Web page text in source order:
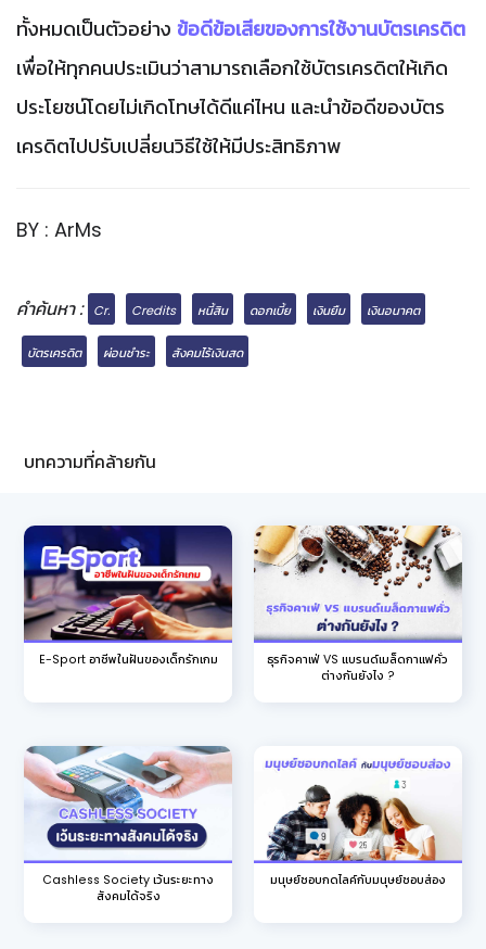
ทั้งหมดเป็นตัวอย่าง ข้อดีข้อเสียของการใช้งานบัตรเครดิต
เพื่อให้ทุกคนประเมินว่าสามารถเลือกใช้บัตรเครดิตให้เกิด
ประโยชน์โดยไม่เกิดโทษได้ดีแค่ไหน และนำข้อดีของบัตร
เครดิตไปปรับเปลี่ยนวิธีใช้ให้มีประสิทธิภาพ
BY : ArMs
คำค้นหา : Cr. Credits หนี้สิน ดอกเบี้ย เงินยืม เงินอนาคต
บัตรเครดิต ผ่อนชำระ สังคมไร้เงินสด
บทความที่คล้ายกัน
E-Sport อาชีพในฝันของเด็กรักเกม
ธุรกิจคาเฟ่ VS แบรนด์เมล็ดกาแฟคั่ว
ต่างกันยังไง ?
Cashless Society เว้นระยะทาง
สังคมได้จริง
มนุษย์ชอบกดไลค์กับมนุษย์ชอบส่อง